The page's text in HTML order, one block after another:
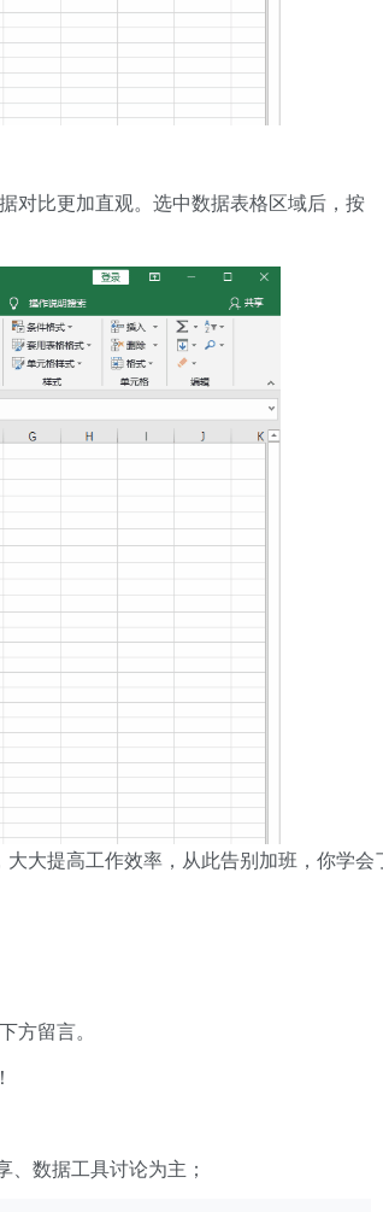
对比更加直观。选中数据表格区域后，按
大提高工作效率，从此告别加班，你学会
方留言。
数据工具讨论为主；